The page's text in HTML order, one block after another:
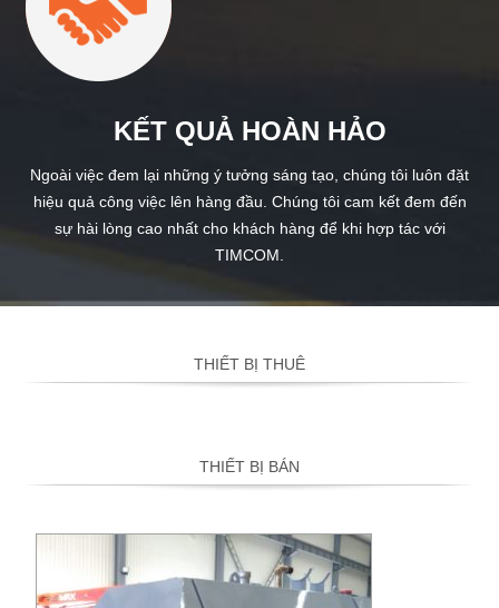
KẾT QUẢ HOÀN HẢO
Ngoài việc đem lại những ý tưởng sáng tạo, chúng tôi luôn đặt
hiệu quả công việc lên hàng đầu. Chúng tôi cam kết đem đến
sự hài lòng cao nhất cho khách hàng để khi hợp tác với
TIMCOM.
THIẾT BỊ THUÊ
THIẾT BỊ BÁN